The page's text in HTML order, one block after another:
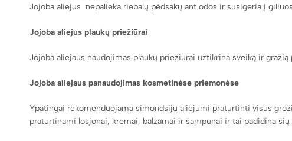
Jojoba aliejus nepalieka riebalų pėdsakų ant odos ir susigeria į
Jojoba aliejus plaukų priežiūrai
Jojoba aliejaus naudojimas plaukų priežiūrai užtikrina sveiką ir
Jojoba aliejaus panaudojimas kosmetinėse priemonėse
Ypatingai rekomenduojama simondsijų aliejumi praturtinti visus
praturtinami losjonai, kremai, balzamai ir šampūnai ir tai padidina